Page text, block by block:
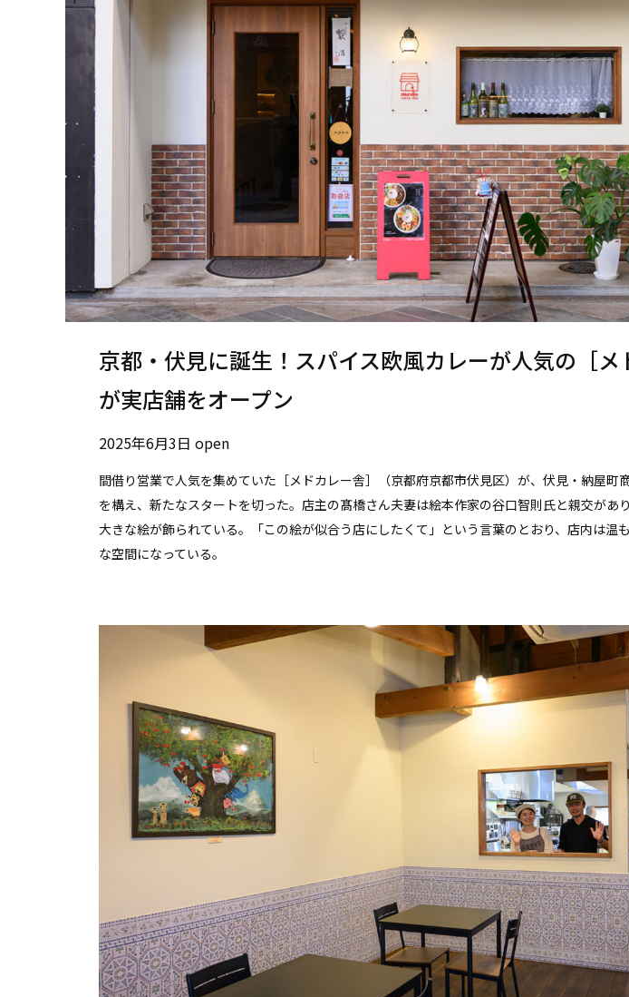
京都・伏見に誕生！スパイス欧風カレーが人気の［メ
が実店舗をオープン
2025年6月3日 open
間借り営業で人気を集めていた［メドカレー舎］（京都府京都市伏見区）が、伏見・納屋町
を構え、新たなスタートを切った。店主の髙橋さん夫妻は絵本作家の谷口智則氏と親交があ
大きな絵が飾られている。「この絵が似合う店にしたくて」という言葉のとおり、店内は温
な空間になっている。